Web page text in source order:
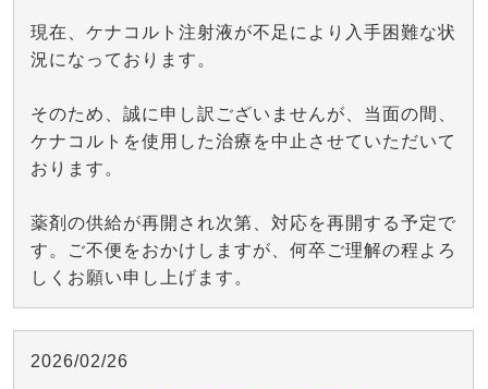
現在、ケナコルト注射液が不足により入手困難な状
況になっております。
そのため、誠に申し訳ございませんが、当面の間、
ケナコルトを使用した治療を中止させていただいて
おります。
薬剤の供給が再開され次第、対応を再開する予定で
す。ご不便をおかけしますが、何卒ご理解の程よろ
しくお願い申し上げます。
2026/02/26